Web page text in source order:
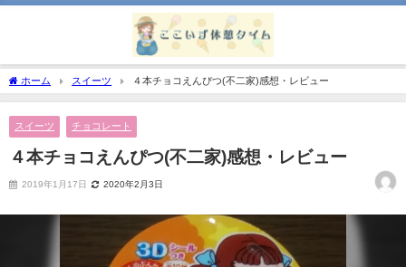
ホーム スイーツ ４本チョコえんぴつ(不二家)感想・レビュー
スイーツ チョコレート
４本チョコえんぴつ(不二家)感想・レビュー
2019年1月17日 2020年2月3日